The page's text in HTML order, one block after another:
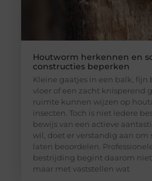
Houtworm herkennen en
constructies beperken
Kleine gaatjes in een balk, fijn
vloer of een zacht knisperend
ruimte kunnen wijzen op
insecten. Toch is niet iedere
bewijs van een actieve
wil, doet er verstandig aan om
laten beoordelen.
bestrijding begint daarom
maar met vaststellen wat